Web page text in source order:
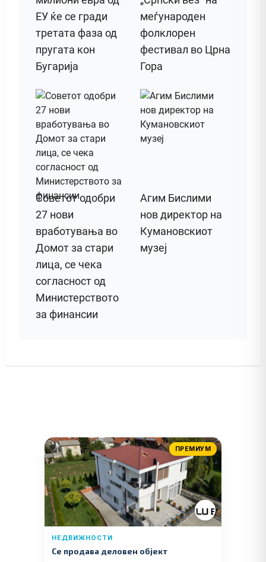
ЕУ ќе се гради
третата фаза од
пругата кон
Бугарија
меѓународен
фолклорен
фестивал во Црна
Гора
Советот одобри
27 нови
вработувања во
Домот за стари
лица, се чека
согласност од
Министерството
за финансии
Агим Бислими
нов директор на
Кумановскиот
музеј
ПРЕМИУМ
НЕДВИЖНОСТИ
Се продава деловен објект